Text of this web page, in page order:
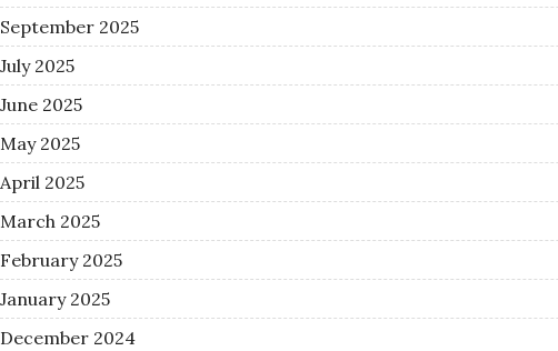
September 2025
July 2025
June 2025
May 2025
April 2025
March 2025
February 2025
January 2025
December 2024